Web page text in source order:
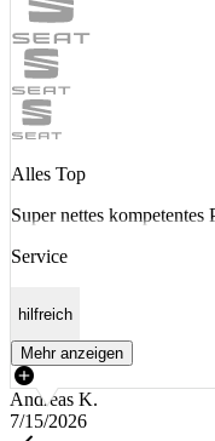
Alles Top
Super nettes kompetentes
Service
hilfreich
Mehr anzeigen
Andreas K.
7/15/2026